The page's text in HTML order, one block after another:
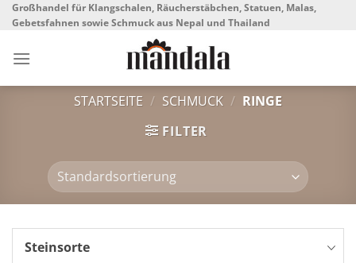
SkipGroßhandel für Klangschalen, Räucherstäbchen, Statuen, Malas,
Gebetsfahnen sowie Schmuck aus Nepal und Thailand
STARTSEITE / SCHMUCK / RINGE
FILTER
Steinsorte